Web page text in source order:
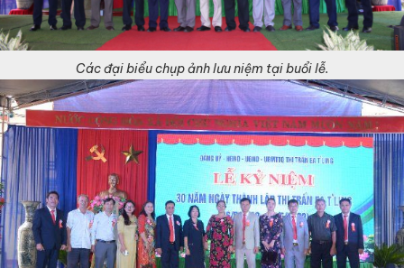
Các đại biểu chụp ảnh lưu niệm tại buổi lễ.